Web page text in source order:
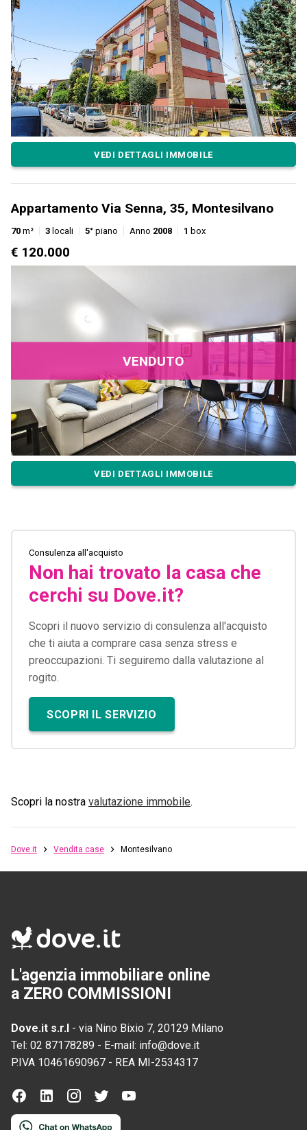
VEDI DETTAGLI IMMOBILE
Appartamento Via Senna, 35, Montesilvano
70 m² 3 locali 5° piano Anno 2008 1 box
€ 120.000
VENDUTO
VEDI DETTAGLI IMMOBILE
Consulenza all'acquisto
Non hai trovato la casa che
cerchi su Dove.it?
Scopri il nuovo servizio di consulenza all'acquisto
che ti aiuta a comprare casa senza stress e
preoccupazioni. Ti seguiremo dalla valutazione al
rogito.
SCOPRI IL SERVIZIO
Scopri la nostra valutazione immobile.
Dove.it Vendita case Montesilvano
L'agenzia immobiliare online
a ZERO COMMISSIONI
Dove.it s.r.l - via Nino Bixio 7, 20129 Milano
Tel: 02 87178289 - E-mail: info@dove.it
P.IVA 10461690967 - REA MI-2534317